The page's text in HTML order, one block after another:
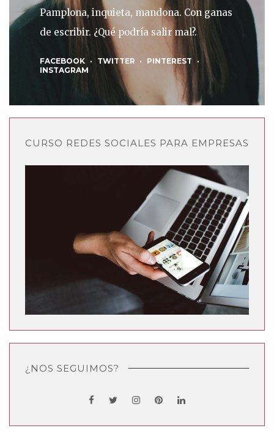
Pamplona, inquieta, mandona. Con ganas
de escribir. ¿Qué podría salir mal?.
FACEBOOK TWITTER
PINTEREST
INSTAGRAM
CURSO REDES SOCIALES PARA EMPRESAS
¿NOS SEGUIMOS?